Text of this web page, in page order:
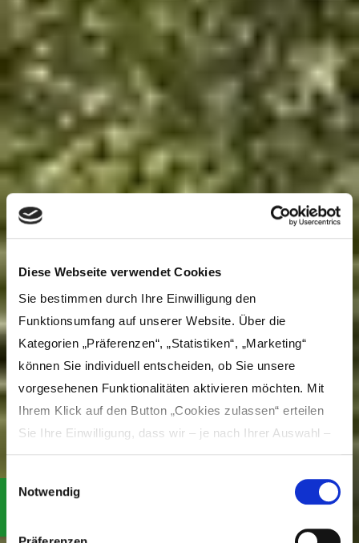
Diese Webseite verwendet Cookies
Sie bestimmen durch Ihre Einwilligung den
Funktionsumfang auf unserer Website. Über die
Kategorien „Präferenzen“, „Statistiken“, „Marketing“
können Sie individuell entscheiden, ob Sie unsere
vorgesehenen Funktionalitäten aktivieren möchten. Mit
Ihrem Klick auf den Button „Cookies zulassen“ erteilen
Sie Ihre Einwilligung, dass wir – je nach Ihrer Auswahl –
soziale Medien anbieten und Ihre Zugriffe auf unsere
Website analysieren und dabei Cookies verwenden
Einwilligungsauswahl
Notwendig
Cycle routes